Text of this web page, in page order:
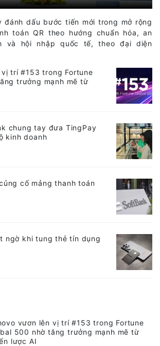
đánh dấu bước tiến mới trong mở rộng
toán QR theo hướng chuẩn hóa, an
và hội nhập quốc tế, theo đại diện
trí #153 trong Fortune
trưởng mạnh mẽ từ
chung tay đưa TingPay
kinh doanh
cố mảng thanh toán
ngờ khi tung thẻ tín dụng
vươn lên vị trí #153 trong Fortune
500 nhờ tăng trưởng mạnh mẽ từ
lược AI